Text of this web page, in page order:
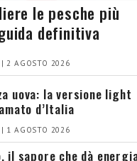
le pesche più
definitiva
2 AGOSTO 2026
uova: la versione light
d’Italia
1 AGOSTO 2026
il sapore che dà